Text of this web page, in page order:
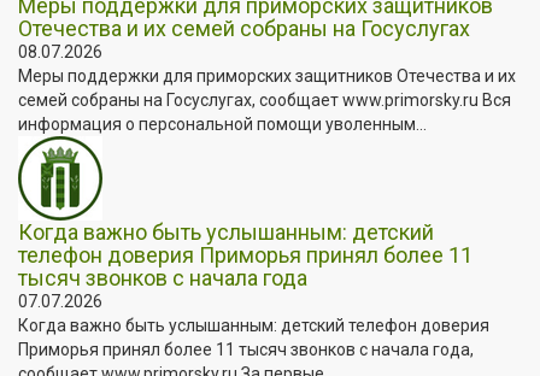
Меры поддержки для приморских защитников
Отечества и их семей собраны на Госуслугах
08.07.2026
Меры поддержки для приморских защитников Отечества и их
семей собраны на Госуслугах, сообщает www.primorsky.ru Вся
информация о персональной помощи уволенным...
Когда важно быть услышанным: детский
телефон доверия Приморья принял более 11
тысяч звонков с начала года
07.07.2026
Когда важно быть услышанным: детский телефон доверия
Приморья принял более 11 тысяч звонков с начала года,